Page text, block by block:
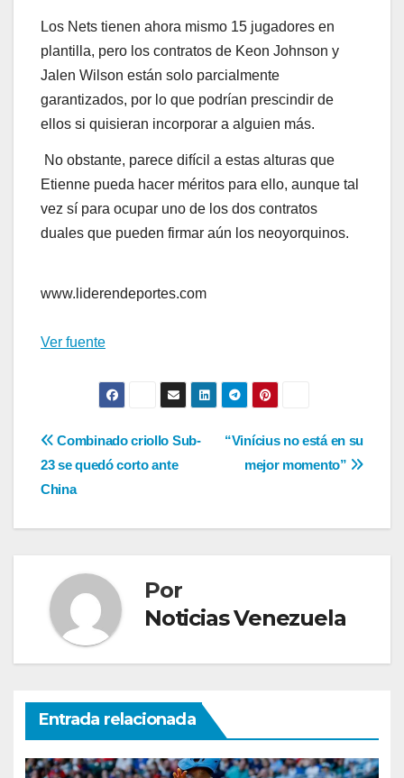
Los Nets tienen ahora mismo 15 jugadores en
plantilla, pero los contratos de Keon Johnson y
Jalen Wilson están solo parcialmente
garantizados, por lo que podrían prescindir de
ellos si quisieran incorporar a alguien más.
No obstante, parece difícil a estas alturas que
Etienne pueda hacer méritos para ello, aunque tal
vez sí para ocupar uno de los dos contratos
duales que pueden firmar aún los neoyorquinos.
www.liderendeportes.com
Ver fuente
Navegación
de
entradas
“Vinícius no está en su
mejor momento”
Combinado criollo Sub-
23 se quedó corto ante
China
Por
Noticias Venezuela
Entrada relacionada